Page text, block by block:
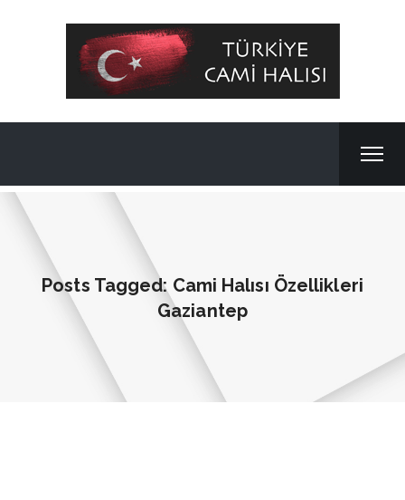
Posts Tagged: Cami Halısı Özellikleri
Gaziantep